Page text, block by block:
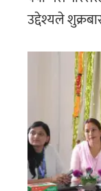
उद्देश्यले